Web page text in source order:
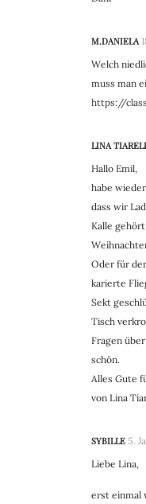
M.DANIELA
Welch
muss man
https://
LINA
Hallo Emil,
habe
dass wir
Kalle
Oder für
karierte
Sekt
Tisch
Fragen
schön.
Alles Gute
von Lina
SYBILLE 5.
Liebe Lina,
erst einmal